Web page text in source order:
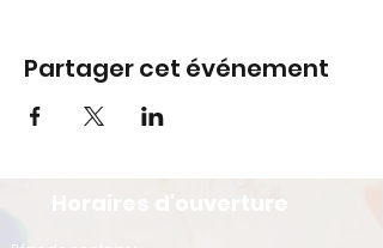
Partager cet événement
Horaires d'ouverture